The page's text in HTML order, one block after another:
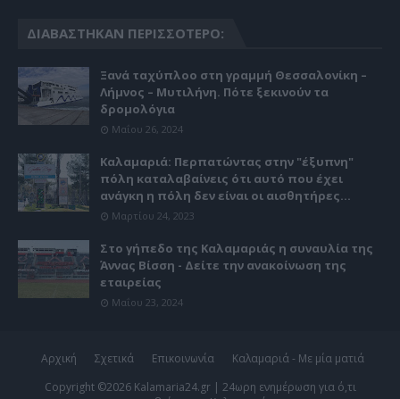
ΔΙΑΒΆΣΤΗΚΑΝ ΠΕΡΙΣΣΌΤΕΡΟ:
Ξανά ταχύπλοο στη γραμμή Θεσσαλονίκη –
Λήμνος – Μυτιλήνη. Πότε ξεκινούν τα
δρομολόγια
Μαΐου 26, 2024
Καλαμαριά: Περπατώντας στην "έξυπνη"
πόλη καταλαβαίνεις ότι αυτό που έχει
ανάγκη η πόλη δεν είναι οι αισθητήρες...
Μαρτίου 24, 2023
Στο γήπεδο της Καλαμαριάς η συναυλία της
Άννας Βίσση - Δείτε την ανακοίνωση της
εταιρείας
Μαΐου 23, 2024
Αρχική Σχετικά Επικοινωνία
Καλαμαριά - Με μία ματιά
Copyright ©2026 Kalamaria24.gr | 24ωρη ενημέρωση για ό,τι